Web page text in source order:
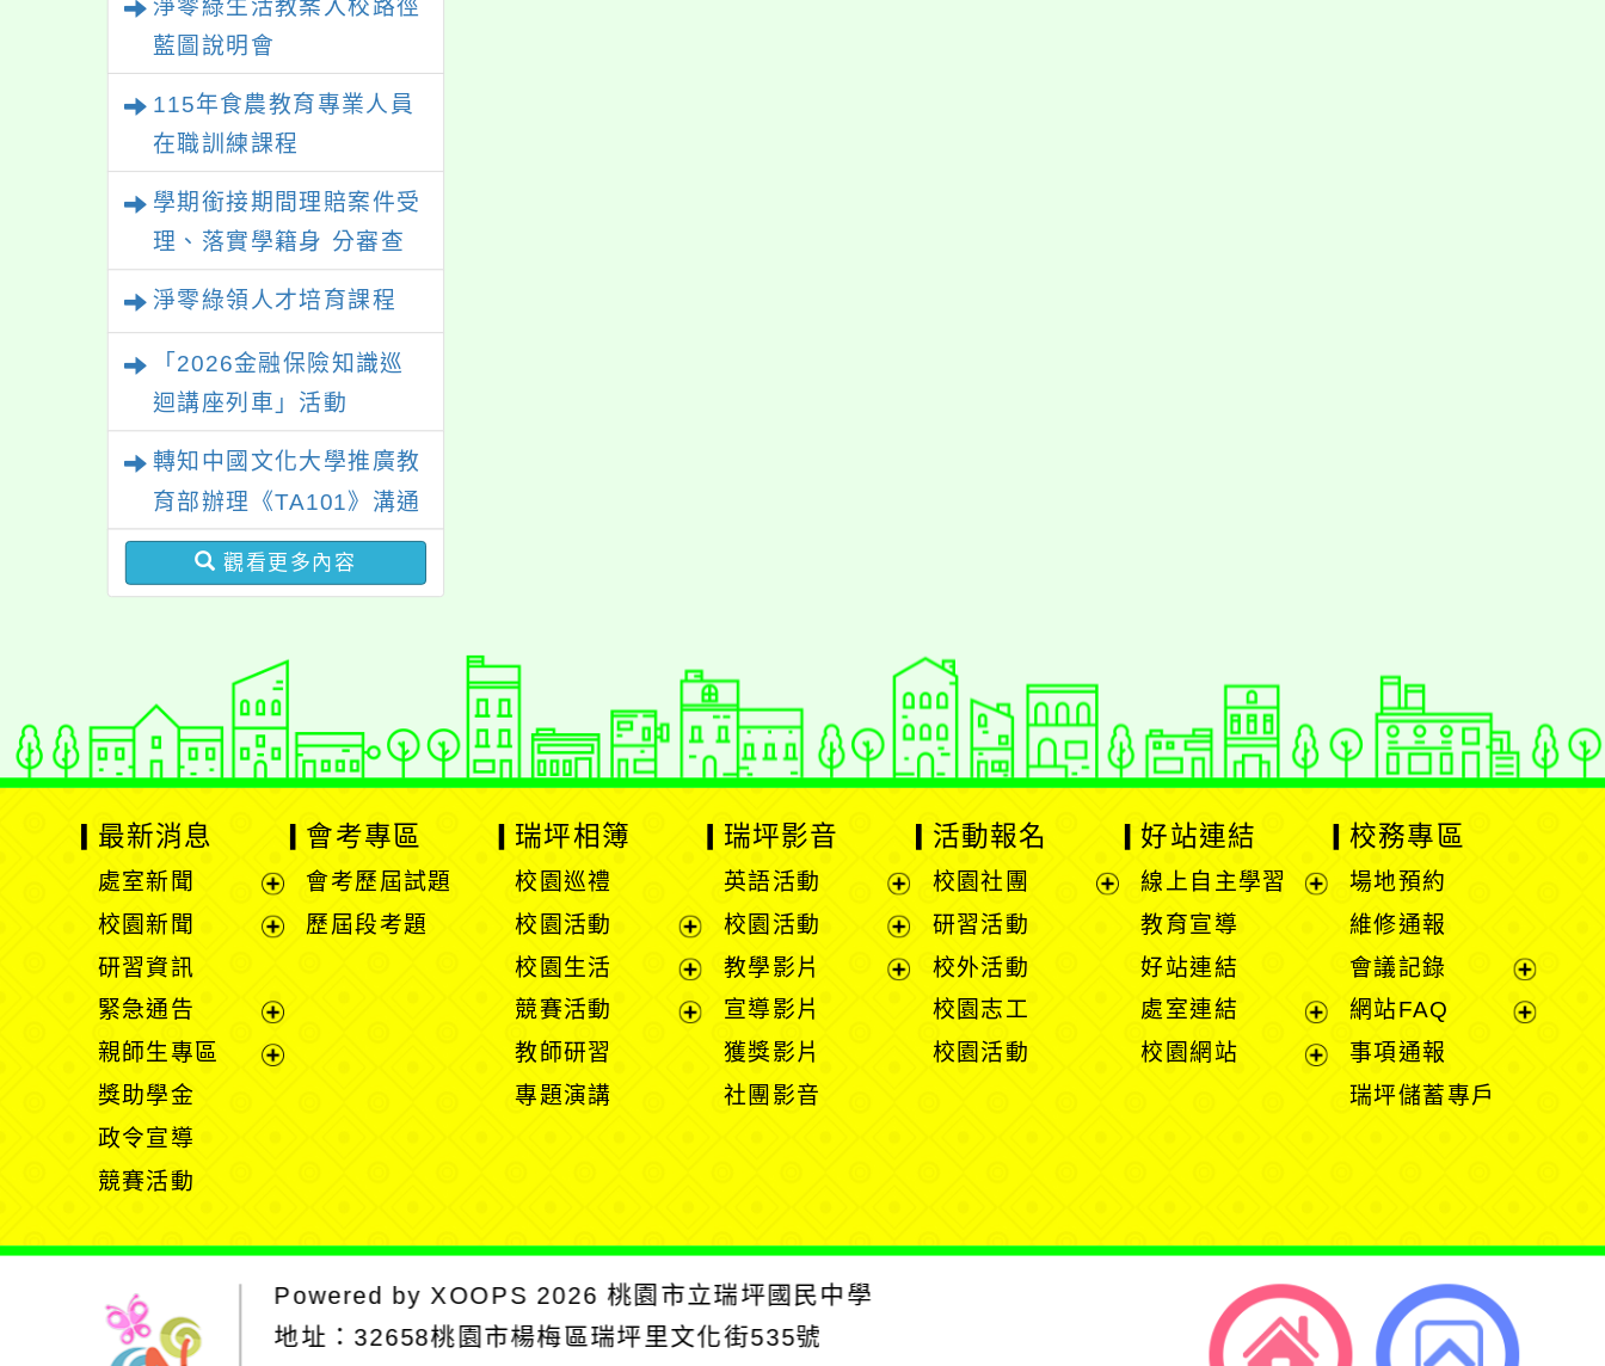
淨零綠生活教案入校路徑
藍圖說明會
115年食農教育專業人員
在職訓練課程
學期銜接期間理賠案件受
理、落實學籍身 分審查
程序及理賠申請書改版
淨零綠領人才培育課程
「2026金融保險知識巡
迴講座列車」活動
轉知中國文化大學推廣教
育部辦理《TA101》溝通
分析基礎認證課程，歡迎
學生輔導中心人員，以及
作等相關系所師生報名參
加。
觀看更多內容
最新消息
處室新聞
展
開
單
校園新聞
選
單
研習資訊
緊急通告
展
親師生專區
獎助學金
政令宣導
競賽活動
會考專區
會考歷屆試題
歷屆段考題
瑞坪相簿
校園巡禮
校園活動
展
選
校園生活
展
競賽活動
教師研習
專題演講
瑞坪影音
英語活動
展
開
選
校園活動
展
開
教學影片
宣導影片
獲獎影片
社團影音
活動報名
校園社團
研習活動
校外活動
校園志工
校園活動
好站連結
線上自主學習
單
教育宣導
好站連結
處室連結
展
校園網站
校務專區
場地預約
維修通報
會議記錄
展
網站FAQ
事項通報
瑞坪儲蓄專戶
Powered byXOOPS 2026桃園市立瑞坪國民中學
地址： 32658桃園市楊梅區瑞坪里文化街535號